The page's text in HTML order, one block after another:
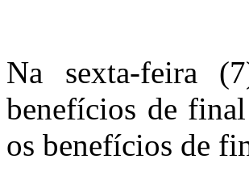
Na sexta-feira
benefícios de
os benefícios de